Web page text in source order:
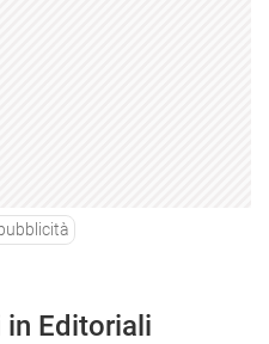
Editoriali